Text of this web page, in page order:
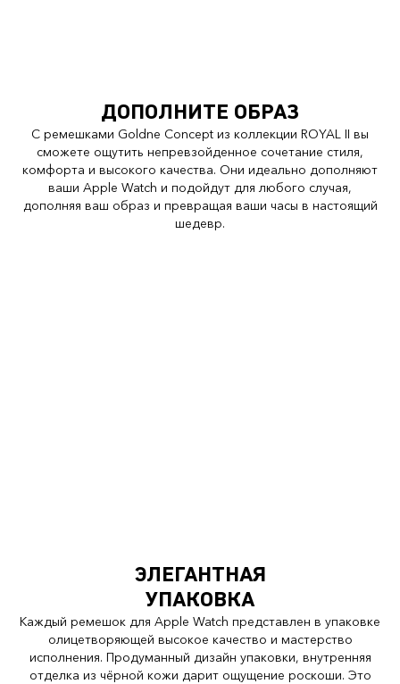
ДОПОЛНИТЕ ОБРАЗ
С ремешками Goldne Concept из коллекции ROYAL II вы
сможете ощутить непревзойденное сочетание стиля,
комфорта и высокого качества. Они идеально дополняют
ваши Apple Watch и подойдут для любого случая,
дополняя ваш образ и превращая ваши часы в настоящий
шедевр.
ЭЛЕГАНТНАЯ
УПАКОВКА
Каждый ремешок для Apple Watch представлен в упаковке
олицетворяющей высокое качество и мастерство
исполнения. Продуманный дизайн упаковки, внутренняя
отделка из чёрной кожи дарит ощущение роскоши. Это